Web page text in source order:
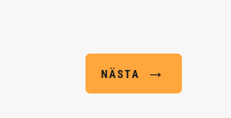
NÄSTA →